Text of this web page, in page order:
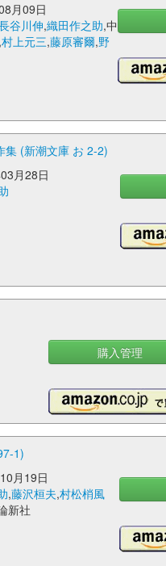
月09日
谷川伸,織田作之助,中
,村上元三,藤原審爾,野
集 (新潮文庫 お 2-2)
月28日
購入管理
1)
月19日
,藤沢桓夫,村松梢風
新社